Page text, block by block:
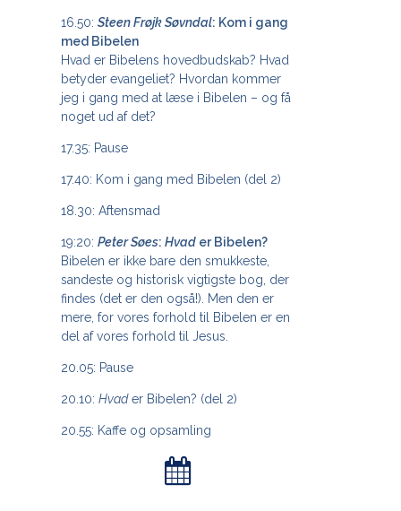
16.50: Steen Frøjk Søvndal: Kom i gang
med Bibelen
Hvad er Bibelens hovedbudskab? Hvad
betyder evangeliet? Hvordan kommer
jeg i gang med at læse i Bibelen – og få
noget ud af det?
17.35: Pause
17.40: Kom i gang med Bibelen (del 2)
18.30: Aftensmad
19:20: Peter Søes: Hvad er Bibelen?
Bibelen er ikke bare den smukkeste,
sandeste og historisk vigtigste bog, der
findes (det er den også!). Men den er
mere, for vores forhold til Bibelen er en
del af vores forhold til Jesus.
20.05: Pause
20.10: Hvader Bibelen? (del 2)
20.55: Kaffe og opsamling